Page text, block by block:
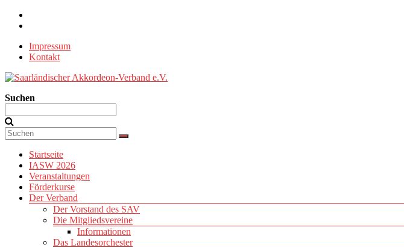
Zum
Inhalt
Impressum
Kontakt
Saarländischer
Akkordeon-
Verband
e.V.
Landesverband
DHV
Suchen
Menü
Startseite
IASW 2026
Veranstaltungen
Förderkurse
Der Verband
Der Vorstand des SAV
Die Mitgliedsvereine
Informationen
Das Landesorchester